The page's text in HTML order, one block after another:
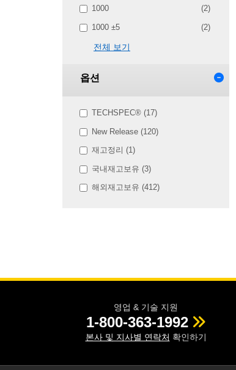
1000 (2)
1000 ±5 (2)
전체 보기
옵션
TECHSPEC® (17)
New Release (120)
재고정리 (1)
국내재고보유 (3)
해외재고보유 (412)
영업 & 기술 지원
1-800-363-1992
본사 및 지사별 연락처 확인하기